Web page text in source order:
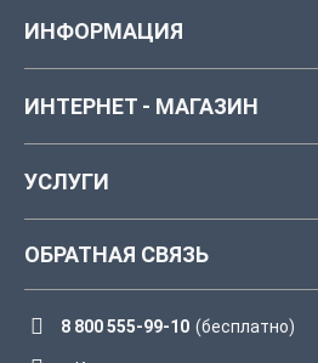
ИНФОРМАЦИЯ
ИНТЕРНЕТ - МАГАЗИН
УСЛУГИ
ОБРАТНАЯ СВЯЗЬ
8 800 555-99-10 (бесплатно)